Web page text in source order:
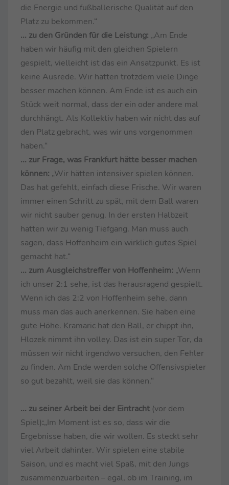
die Energie und fußballerische Qualität auf den
Platz zu bekommen.“
... zu den Gründen für die Leistung: „Am Ende
haben wir häufig mit den gleichen Spielern
gespielt, vielleicht ist das ein Ansatzpunkt. Es ist
keine Ausrede. Wir hätten trotzdem viele Dinge
besser machen können. Am Ende ist es auch ein
Stück weit normal, dass der ein oder andere mal
durchhängt. Als Kollektiv haben wir nicht das auf
den Platz gebracht, was wir uns vorgenommen
haben.“
... zur Frage, was Frankfurt hätte besser machen
können: „Wir hätten intensiver spielen können.
Das hat gefehlt, einfach diese Frische. Wir waren
immer einen Schritt zu spät, mit dem Ball waren
wir nicht sauber genug. In der ersten Halbzeit
hatten wir zu wenig Tiefgang. Man muss auch
sagen, dass Hoffenheim ein wirklich gutes Spiel
gemacht hat.“
... zum Ausgleichstreffer von Hoffenheim: „Wenn
ich unser 2:1 sehe, ist das herausragend gespielt.
Wenn ich das 2:2 von Hoffenheim sehe, dann
muss man das auch anerkennen. Sie haben eine
gute Höhe. Kramaric hat den Ball, er chippt ihn,
Hlozek nimmt ihn volley. Das ist ein super Tor, da
müssen wir nicht irgendwo versuchen, den Fehler
zu finden. Am Ende werden solche Offensivspieler
so gut bezahlt, weil sie das können.“
... zu seiner Arbeit bei der Eintracht (vor dem
Spiel):„Im Moment ist es so, dass wir die
Ergebnisse haben, die wir wollen. Es steckt sehr
viel Arbeit dahinter. Wir spielen eine stabile
Saison, und es macht viel Spaß, mit den Jungs
zusammenzuarbeiten – egal, ob im Training, im